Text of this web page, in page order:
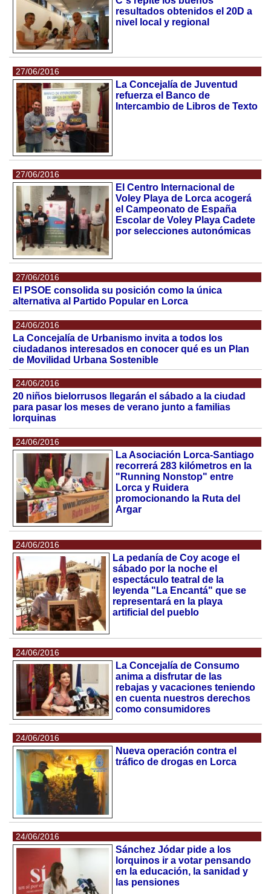
resultados obtenidos el 20D a
nivel local y regional
27/06/2016
La Concejalía de Juventud
refuerza el Banco de
Intercambio de Libros de Texto
27/06/2016
El Centro Internacional de
Voley Playa de Lorca acogerá
el Campeonato de España
Escolar de Voley Playa Cadete
por selecciones autonómicas
27/06/2016
El PSOE consolida su posición como la única
alternativa al Partido Popular en Lorca
24/06/2016
La Concejalía de Urbanismo invita a todos los
ciudadanos interesados en conocer qué es un Plan
de Movilidad Urbana Sostenible
24/06/2016
20 niños bielorrusos llegarán el sábado a la ciudad
para pasar los meses de verano junto a familias
lorquinas
24/06/2016
La Asociación Lorca-Santiago
recorrerá 283 kilómetros en la
"Running Nonstop" entre
Lorca y Ruidera
promocionando la Ruta del
Argar
24/06/2016
La pedanía de Coy acoge el
sábado por la noche el
espectáculo teatral de la
leyenda "La Encantá" que se
representará en la playa
artificial del pueblo
24/06/2016
La Concejalía de Consumo
anima a disfrutar de las
rebajas y vacaciones teniendo
en cuenta nuestros derechos
como consumidores
24/06/2016
Nueva operación contra el
tráfico de drogas en Lorca
24/06/2016
Sánchez Jódar pide a los
lorquinos ir a votar pensando
en la educación, la sanidad y
las pensiones